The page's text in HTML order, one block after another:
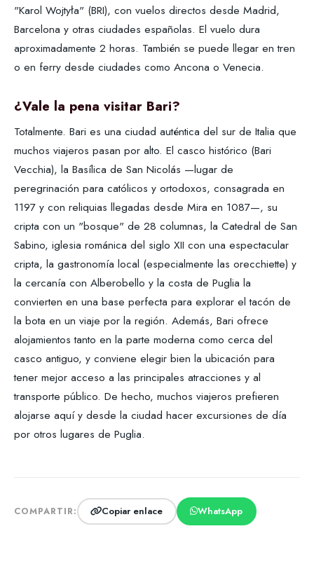
"Karol Wojtyła" (BRI), con vuelos directos desde Madrid,
Barcelona y otras ciudades españolas. El vuelo dura
aproximadamente 2 horas. También se puede llegar en tren
o en ferry desde ciudades como Ancona o Venecia.
¿Vale la pena visitar Bari?
Totalmente. Bari es una ciudad auténtica del sur de Italia que
muchos viajeros pasan por alto. El casco histórico (Bari
Vecchia), la Basílica de San Nicolás —lugar de
peregrinación para católicos y ortodoxos, consagrada en
1197 y con reliquias llegadas desde Mira en 1087—, su
cripta con un "bosque" de 28 columnas, la Catedral de San
Sabino, iglesia románica del siglo XII con una espectacular
cripta, la gastronomía local (especialmente las orecchiette) y
la cercanía con Alberobello y la costa de Puglia la
convierten en una base perfecta para explorar el tacón de
la bota en un viaje por la región. Además, Bari ofrece
alojamientos tanto en la parte moderna como cerca del
casco antiguo, y conviene elegir bien la ubicación para
tener mejor acceso a las principales atracciones y al
transporte público. De hecho, muchos viajeros prefieren
alojarse aquí y desde la ciudad hacer excursiones de día
por otros lugares de Puglia.
COMPARTIR: Copiar enlace WhatsApp